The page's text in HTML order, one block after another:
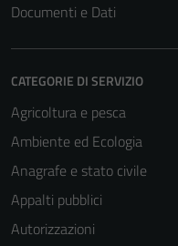
Documenti e Dati
CATEGORIE DI SERVIZIO
Agricoltura e pesca
Ambiente ed Ecologia
Anagrafe e stato civile
Appalti pubblici
Autorizzazioni